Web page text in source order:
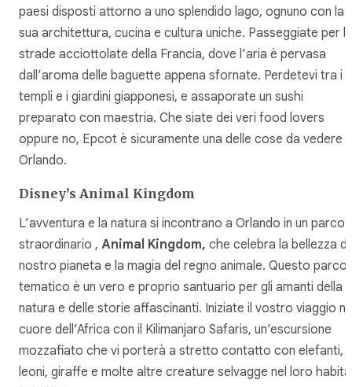
paesi disposti attorno a uno splendido lago, ognuno con la
sua architettura, cucina e cultura uniche. Passeggiate per le
strade acciottolate della Francia, dove l’aria è pervasa
dall’aroma delle baguette appena sfornate. Perdetevi tra i
templi e i giardini giapponesi, e assaporate un sushi
preparato con maestria. Che siate dei veri food lovers
oppure no, Epcot è sicuramente una delle cose da vedere a
Orlando.
Disney’s Animal Kingdom
L’avventura e la natura si incontrano a Orlando in un parco
straordinario , Animal Kingdom, che celebra la bellezza
nostro pianeta e la magia del regno animale. Questo parco
tematico è un vero e proprio santuario per gli amanti della
natura e delle storie affascinanti. Iniziate il vostro viaggio
cuore dell’Africa con il Kilimanjaro Safaris, un’escursione
mozzafiato che vi porterà a stretto contatto con elefanti,
leoni, giraffe e molte altre creature selvagge nel loro